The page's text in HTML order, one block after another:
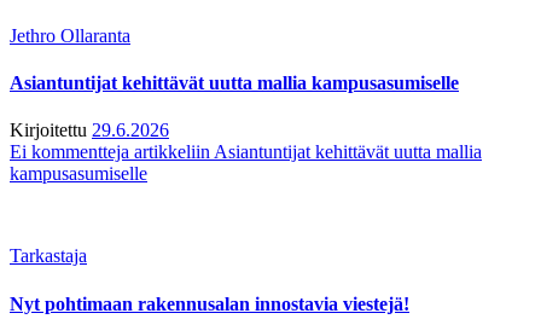
Jethro Ollaranta
Asiantuntijat kehittävät uutta mallia kampusasumiselle
Kirjoitettu 29.6.2026
Ei kommentteja artikkeliin Asiantuntijat kehittävät uutta mallia
kampusasumiselle
Tarkastaja
Nyt pohtimaan rakennusalan innostavia viestejä!